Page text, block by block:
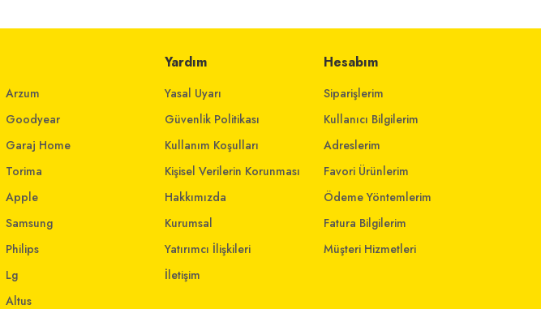
Arzum
Goodyear
Garaj Home
Torima
Apple
Samsung
Philips
Lg
Altus
Yardım
Yasal Uyarı
Güvenlik Politikası
Kullanım Koşulları
Kişisel Verilerin Korunması
Hakkımızda
Kurumsal
Yatırımcı İlişkileri
İletişim
Hesabım
Siparişlerim
Kullanıcı Bilgilerim
Adreslerim
Favori Ürünlerim
Ödeme Yöntemlerim
Fatura Bilgilerim
Müşteri Hizmetleri